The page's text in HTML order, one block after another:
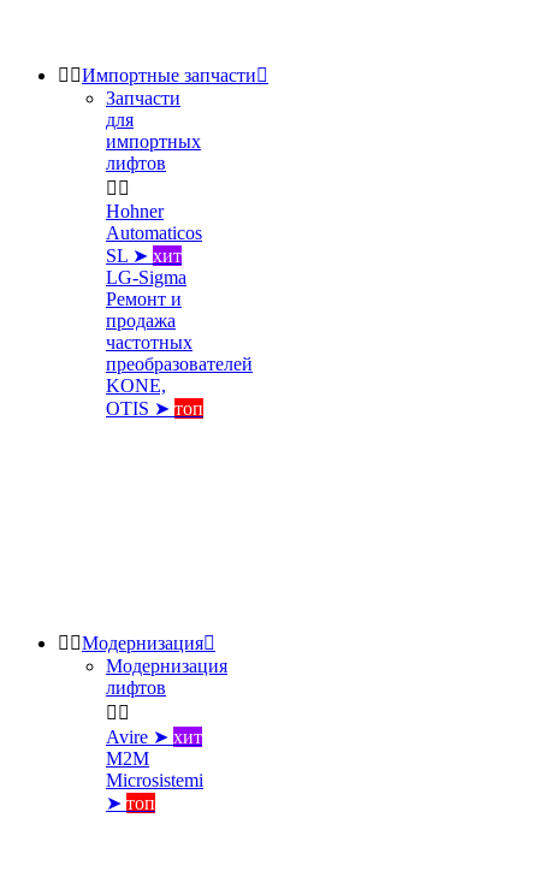
 Импортные запчасти
Запчасти
для
импортных
лифтов
 
Hohner
Automaticos
SL ➤ хит
LG-Sigma
Ремонт и
продажа
частотных
преобразователей
KONE,
OTIS ➤ топ
 Модернизация
Модернизация
лифтов
 
Avire ➤ хит
M2M
Microsistemi
➤ топ